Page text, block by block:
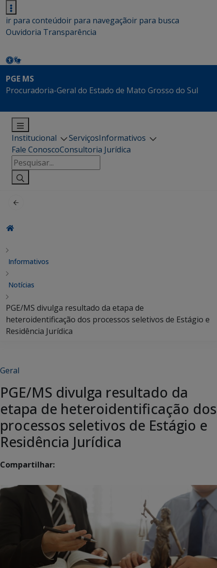
ir para conteúdoir para navegaçãoir para busca
Ouvidoria Transparência
PGE MS
Procuradoria-Geral do Estado de Mato Grosso do Sul
Institucional ServiçosInformativos
Fale ConoscoConsultoria Jurídica
Pesquisar
por:
Informativos
Notícias
PGE/MS divulga resultado da etapa de
heteroidentificação dos processos seletivos de Estágio e
Residência Jurídica
Geral
PGE/MS divulga resultado da
etapa de heteroidentificação dos
processos seletivos de Estágio e
Residência Jurídica
Compartilhar: